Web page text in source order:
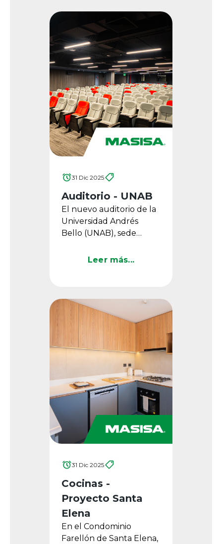
31 Dic 2025
Auditorio - UNAB
El nuevo auditorio de la
Universidad Andrés
Bello (UNAB), sede
de Chile, incorporó
Leer más...
31 Dic 2025
Cocinas -
Proyecto Santa
Elena
En el Condominio
Farellón de Santa Elena,